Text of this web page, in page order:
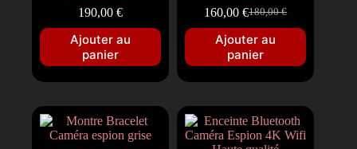
190,00€
Ajouter au
panier
180,00€
160,00€
Ajouter au
panier